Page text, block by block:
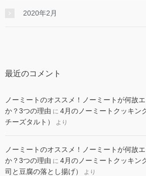
2020年2月
最近のコメント
ノーミートのオススメ！ノーミートが何故
か？3つの理由 に 4月のノーミートクッキン
チーズタルト）
より
ノーミートのオススメ！ノーミートが何故
か？3つの理由 に 4月のノーミートクッキン
司と豆腐の落とし揚げ）
より